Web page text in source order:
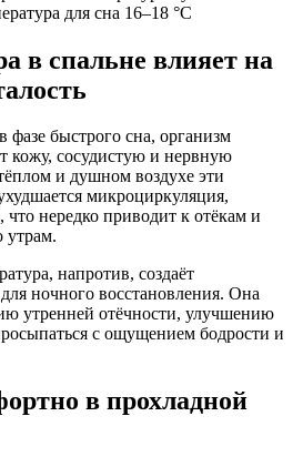
для сна 16–18 °C
в спальне влияет на
фазе быстрого сна, организм
кожу, сосудистую и нервную
и душном воздухе эти
микроциркуляция,
что нередко приводит к отёкам и
утрам.
напротив, создаёт
ночного восстановления. Она
утренней отёчности, улучшению
с ощущением бодрости и
в прохладной